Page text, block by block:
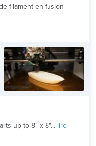
filament en fusion
plastic parts up to 8" x 8"... lire